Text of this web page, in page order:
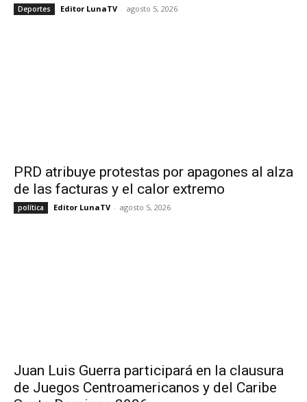
Deportes Editor LunaTV - agosto 5, 2026
PRD atribuye protestas por apagones al alza
de las facturas y el calor extremo
política Editor LunaTV - agosto 5, 2026
Juan Luis Guerra participará en la clausura
de Juegos Centroamericanos y del Caribe